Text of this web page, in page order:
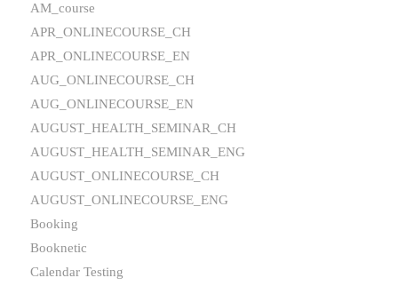
AM_course
APR_ONLINECOURSE_CH
APR_ONLINECOURSE_EN
AUG_ONLINECOURSE_CH
AUG_ONLINECOURSE_EN
AUGUST_HEALTH_SEMINAR_CH
AUGUST_HEALTH_SEMINAR_ENG
AUGUST_ONLINECOURSE_CH
AUGUST_ONLINECOURSE_ENG
Booking
Booknetic
Calendar Testing